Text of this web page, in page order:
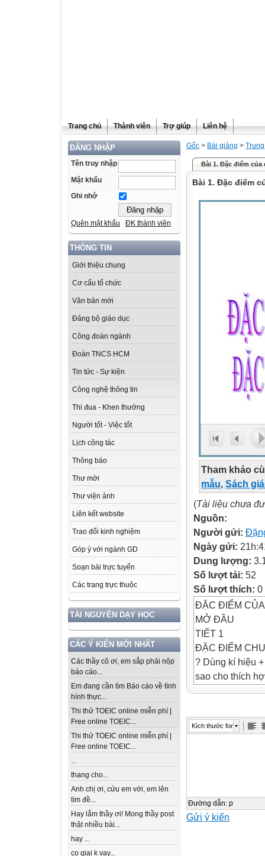
Trang chủ Thành viên Trợ giúp Liên hệ
ĐĂNG NHẬP
Tên truy nhập
Mật khẩu
Ghi nhớ
Quên mật khẩu ĐK thành viên
THÔNG TIN
Giới thiệu chung
Cơ cấu tổ chức
Văn bản mới
Đảng bộ giáo dục
Công đoàn ngành
Đoàn TNCS HCM
Tin tức - Sự kiện
Công nghệ thông tin
Thi đua - Khen thưởng
Người tốt - Việc tốt
Lịch công tác
Thông báo
Thư mời
Thư viện ảnh
Liên kết website
Trao đổi kinh nghiệm
Góp ý với ngành GD
Soạn bài trực tuyến
Các trang trực thuộc
TÀI NGUYÊN DẠY HỌC
CÁC Ý KIẾN MỚI NHẤT
Các thầy cô ơi, em sắp phải nộp
báo cáo...
Em đang cần tìm Báo cáo về tình
hình thực...
Thi thử TOEIC online miễn phí |
Free online TOEIC...
Thi thử TOEIC online miễn phí |
Free online TOEIC...
...
thang cho...
Anh chị ơi, cứu em với, em lên
tìm đề...
Hay lắm thầy ơi! Mong thầy post
thật nhiều bài...
hay ...
co giai k vay...
Gốc > Bài giảng >
Bài 1. Đặc điểm của
Bài 1. Đặc điểm
Tham khảo
mẫu, Sách
(Tài liệu chưa
Nguồn:
Người gửi:
Ngày gửi:
Dung lượng:
Số lượt tải: 52
Số lượt thích: 0
ĐẶC ĐIỂM
MỞ ĐẦU
TIẾT 1
ĐẶC ĐIỂM
? Dùng kí hiệu
sao cho thích
+
+
+
+
Kích thước font
Đường dẫn: p
Gửi ý kiến